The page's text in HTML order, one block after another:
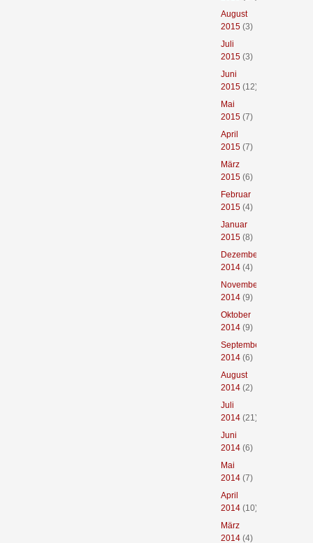
August
2015(3)
Juli
2015(3)
Juni
2015(12)
Mai
2015(7)
April
2015(7)
März
2015(6)
Februar
2015(4)
Januar
2015(8)
Dezember
2014(4)
November
2014(9)
Oktober
2014(9)
September
2014(6)
August
2014(2)
Juli
2014(21)
Juni
2014(6)
Mai
2014(7)
April
2014(10)
März
2014(4)